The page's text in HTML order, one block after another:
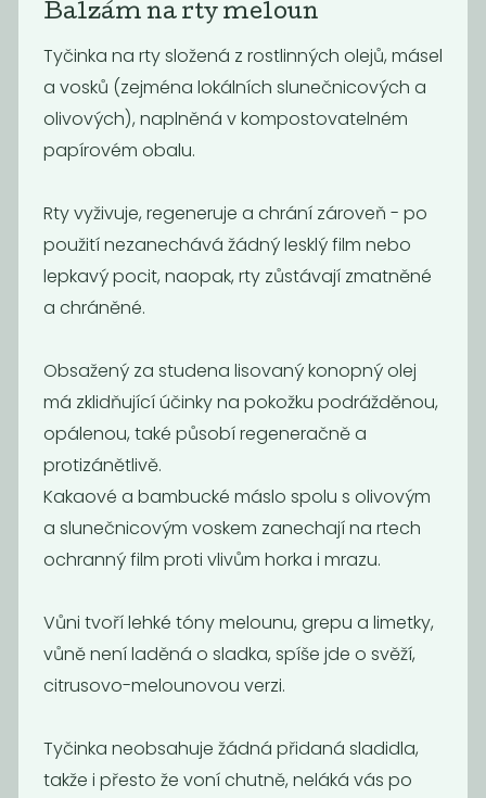
Momentálně
nedostupné
Balzám na rty
mango & zázvor
Balzám na rty
- Classy
349Kč 175Kč
-55%
stíny/tvářenka
echinacea
209 Kč 95
Akce -50% Akce -50%
Balzám na rty meloun
Tyčinka na rty složená z rostlinných olejů, másel
a vosků (zejména lokálních slunečnicových a
olivových), naplněná v kompostovatelném
papírovém obalu.
Rty vyživuje, regeneruje a chrání zároveň - po
použití nezanechává žádný lesklý film nebo
lepkavý pocit, naopak, rty zůstávají zmatněné
a chráněné.
Obsažený za studena lisovaný konopný olej
má zklidňující účinky na pokožku podrážděnou,
opálenou, také působí regeneračně a
protizánětlivě.
Kakaové a bambucké máslo spolu s olivovým
a slunečnicovým voskem zanechají na rtech
ochranný film proti vlivům horka i mrazu.
Vůni tvoří lehké tóny melounu, grepu a limetky,
vůně není laděná o sladka, spíše jde o svěží,
citrusovo-melounovou verzi.
Tyčinka neobsahuje žádná přidaná sladidla,
takže i přesto že voní chutně, neláká vás po